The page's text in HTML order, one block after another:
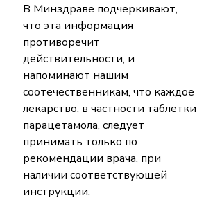
В Минздраве подчеркивают,
что эта информация
противоречит
действительности, и
напоминают нашим
соотечественникам, что каждое
лекарство, в частности таблетки
парацетамола, следует
принимать только по
рекомендации врача, при
наличии соответствующей
инструкции.